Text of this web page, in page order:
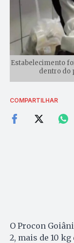
Estabelecimento
dentro do
COMPARTILHAR
O Procon
2, mais de 10